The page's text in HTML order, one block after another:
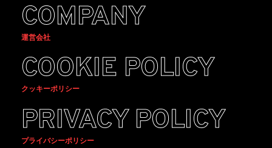
COMPANY
運営会社
COOKIE POLICY
クッキーポリシー
PRIVACY POLICY
プライバシーポリシー